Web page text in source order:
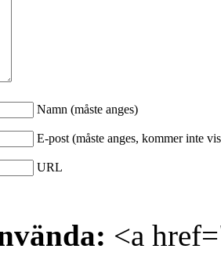
Namn (måste anges)
E-post (måste anges, kommer inte
URL
<a